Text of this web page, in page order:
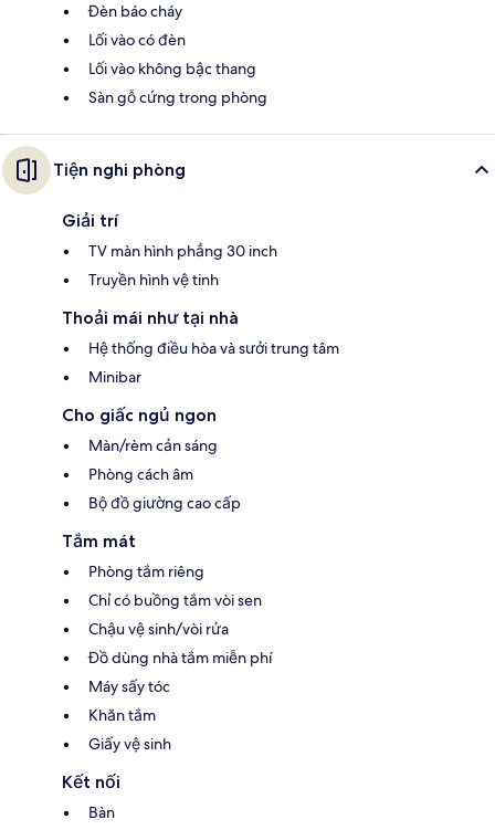
Đèn báo cháy
Lối vào có đèn
Lối vào không bậc thang
Sàn gỗ cứng trong phòng
Tiện nghi phòng
Giải trí
TV màn hình phẳng 30 inch
Truyền hình vệ tinh
Thoải mái như tại nhà
Hệ thống điều hòa và sưởi trung tâm
Minibar
Cho giấc ngủ ngon
Màn/rèm cản sáng
Phòng cách âm
Bộ đồ giường cao cấp
Tắm mát
Phòng tắm riêng
Chỉ có buồng tắm vòi sen
Chậu vệ sinh/vòi rửa
Đồ dùng nhà tắm miễn phí
Máy sấy tóc
Khăn tắm
Giấy vệ sinh
Kết nối
Bàn